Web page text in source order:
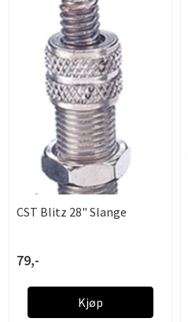
CST Blitz 28" Slange
79,-
Kjøp